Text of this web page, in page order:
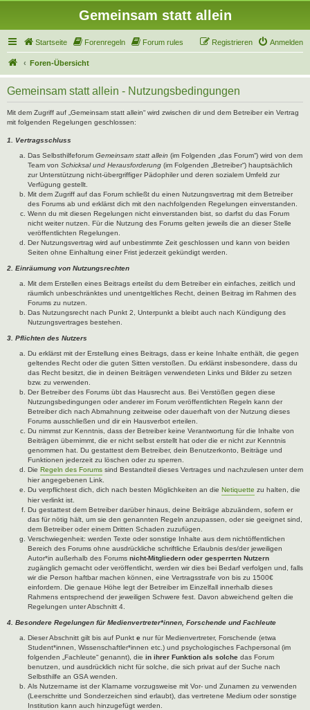
Gemeinsam statt allein
Startseite Forenregeln Forum rules Anmelden
Registrieren
Foren-Übersicht
Gemeinsam statt allein - Nutzungsbedingungen
Mit dem Zugriff auf „Gemeinsam statt allein“ wird zwischen dir und dem Betreiber ein Vertrag
mit folgenden Regelungen geschlossen:
1. Vertragsschluss
Das Selbsthilfeforum Gemeinsam statt allein (im Folgenden „das Forum“) wird von dem
Team von Schicksal und Herausforderung (im Folgenden „Betreiber“) hauptsächlich
zur Unterstützung nicht-übergriffiger Pädophiler und deren sozialem Umfeld zur
Verfügung gestellt.
Mit dem Zugriff auf das Forum schließt du einen Nutzungsvertrag mit dem Betreiber
des Forums ab und erklärst dich mit den nachfolgenden Regelungen einverstanden.
Wenn du mit diesen Regelungen nicht einverstanden bist, so darfst du das Forum
nicht weiter nutzen. Für die Nutzung des Forums gelten jeweils die an dieser Stelle
veröffentlichten Regelungen.
Der Nutzungsvertrag wird auf unbestimmte Zeit geschlossen und kann von beiden
Seiten ohne Einhaltung einer Frist jederzeit gekündigt werden.
2. Einräumung von Nutzungsrechten
Mit dem Erstellen eines Beitrags erteilst du dem Betreiber ein einfaches, zeitlich und
räumlich unbeschränktes und unentgeltliches Recht, deinen Beitrag im Rahmen des
Forums zu nutzen.
Das Nutzungsrecht nach Punkt 2, Unterpunkt a bleibt auch nach Kündigung des
Nutzungsvertrages bestehen.
3. Pflichten des Nutzers
Du erklärst mit der Erstellung eines Beitrags, dass er keine Inhalte enthält, die gegen
geltendes Recht oder die guten Sitten verstoßen. Du erklärst insbesondere, dass du
das Recht besitzt, die in deinen Beiträgen verwendeten Links und Bilder zu setzen
bzw. zu verwenden.
Der Betreiber des Forums übt das Hausrecht aus. Bei Verstößen gegen diese
Nutzungsbedingungen oder anderer im Forum veröffentlichten Regeln kann der
Betreiber dich nach Abmahnung zeitweise oder dauerhaft von der Nutzung dieses
Forums ausschließen und dir ein Hausverbot erteilen.
Du nimmst zur Kenntnis, dass der Betreiber keine Verantwortung für die Inhalte von
Beiträgen übernimmt, die er nicht selbst erstellt hat oder die er nicht zur Kenntnis
genommen hat. Du gestattest dem Betreiber, dein Benutzerkonto, Beiträge und
Funktionen jederzeit zu löschen oder zu sperren.
Die Regeln des Forums sind Bestandteil dieses Vertrages und nachzulesen unter dem
hier angegebenen Link.
Du verpflichtest dich, dich nach besten Möglichkeiten an die Netiquette zu halten, die
hier verlinkt ist.
Du gestattest dem Betreiber darüber hinaus, deine Beiträge abzuändern, sofern er
das für nötig hält, um sie den genannten Regeln anzupassen, oder sie geeignet sind,
dem Betreiber oder einem Dritten Schaden zuzufügen.
Verschwiegenheit: werden Texte oder sonstige Inhalte aus dem nichtöffentlichen
Bereich des Forums ohne ausdrückliche schriftliche Erlaubnis des/der jeweiligen
Autor*in außerhalb des Forums nicht-Mitgliedern oder gesperrten Nutzern
zugänglich gemacht oder veröffentlicht, werden wir dies bei Bedarf verfolgen und, falls
wir die Person haftbar machen können, eine Vertragsstrafe von bis zu 1500€
einfordern. Die genaue Höhe legt der Betreiber im Einzelfall innerhalb dieses
Rahmens entsprechend der jeweiligen Schwere fest. Davon abweichend gelten die
Regelungen unter Abschnitt 4.
4. Besondere Regelungen für Medienvertreter*innen, Forschende und Fachleute
Dieser Abschnitt gilt bis auf Punkt e nur für Medienvertreter, Forschende (etwa
Student*innen, Wissenschaftler*innen etc.) und psychologisches Fachpersonal (im
folgenden „Fachleute“ genannt), die in ihrer Funktion als solche das Forum
benutzen, und ausdrücklich nicht für solche, die sich privat auf der Suche nach
Selbsthilfe an GSA wenden.
Als Nutzername ist der Klarname vorzugsweise mit Vor- und Zunamen zu verwenden
(Leerschritte und Sonderzeichen sind erlaubt), das vertretene Medium oder sonstige
Institution kann auch hinzugefügt werden.